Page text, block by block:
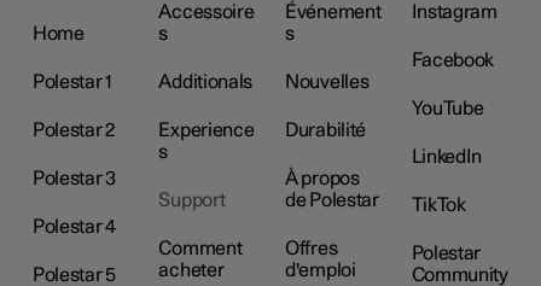
Home
Polestar 1
Polestar 2
Polestar 3
Polestar 4
Polestar 5
Accessoire
s
Additionals
Experience
s
Support
Comment
acheter
Événement
s
Nouvelles
Durabilité
À propos
de Polestar
Offres
d'emploi
Instagram
Facebook
YouTube
LinkedIn
TikTok
Polestar
Community